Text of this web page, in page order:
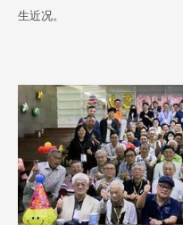
生近况。